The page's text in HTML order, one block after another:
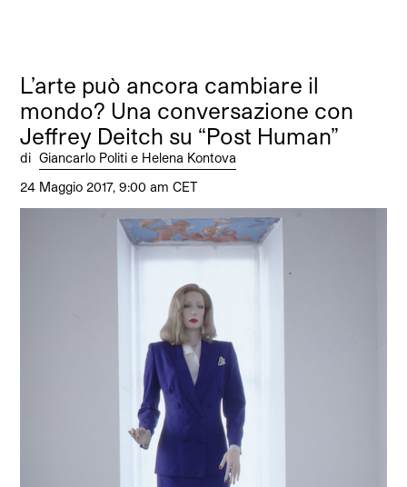
L’arte può ancora cambiare il
mondo? Una conversazione con
Jeffrey Deitch su “Post Human”
di Giancarlo Politi e Helena Kontova
24 Maggio 2017, 9:00 am CET